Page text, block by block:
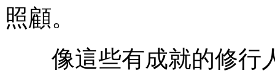
照顧。
像這些有成就的修行